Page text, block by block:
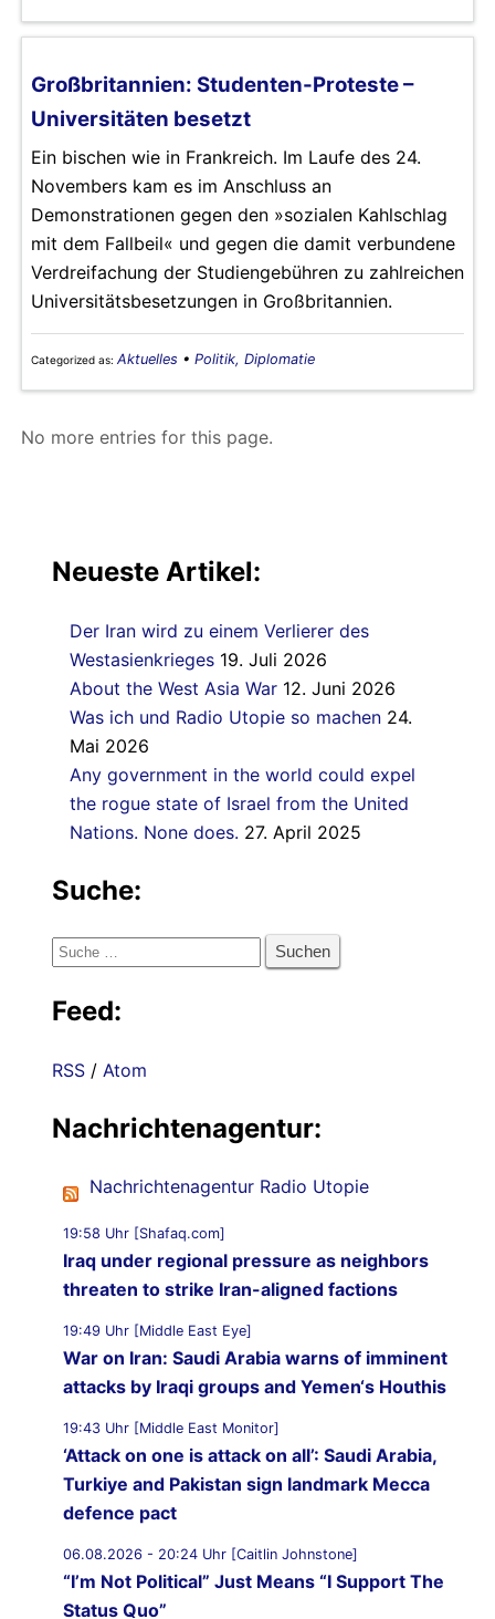
Großbritannien: Studenten-Proteste –
Universitäten besetzt
Ein bischen wie in Frankreich. Im Laufe des 24.
Novembers kam es im Anschluss an
Demonstrationen gegen den »sozialen Kahlschlag
mit dem Fallbeil« und gegen die damit verbundene
Verdreifachung der Studiengebühren zu zahlreichen
Universitätsbesetzungen in Großbritannien.
Categorized as: Aktuelles • Politik, Diplomatie
No more entries for this page.
Neueste Artikel:
Der Iran wird zu einem Verlierer des
Westasienkrieges 19. Juli 2026
About the West Asia War 12. Juni 2026
Was ich und Radio Utopie so machen 24.
Mai 2026
Any government in the world could expel
the rogue state of Israel from the United
Nations. None does. 27. April 2025
Suche:
Suche
Feed:
RSS / Atom
Nachrichtenagentur:
Nachrichtenagentur Radio Utopie
19:58 Uhr [Shafaq.com]
Iraq under regional pressure as neighbors
threaten to strike Iran-aligned factions
19:49 Uhr [Middle East Eye]
War on Iran: Saudi Arabia warns of imminent
attacks by Iraqi groups and Yemen‘s Houthis
19:43 Uhr [Middle East Monitor]
‘Attack on one is attack on all’: Saudi Arabia,
Turkiye and Pakistan sign landmark Mecca
defence pact
06.08.2026 - 20:24 Uhr [Caitlin Johnstone]
“I’m Not Political” Just Means “I Support The
Status Quo”